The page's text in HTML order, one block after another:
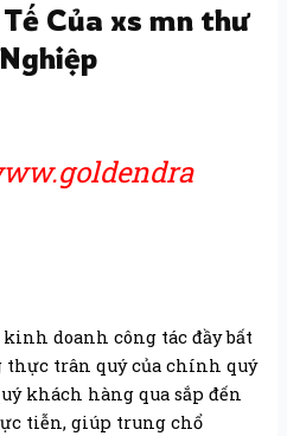
Của xs mn thư
doanh công tác đầy bất
trân quý của chính quý
khách hàng qua sắp đến
tiễn, giúp trung chổ